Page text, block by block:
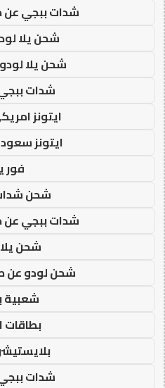
شدات ببجي عن
شحن يلا
شحن يلا لودو
شدات
ايتونز
ايتونز
فور
شحن
شدات ببجي عن
شحن
شحن لودو عن
شعبية
بطاقات
شدات